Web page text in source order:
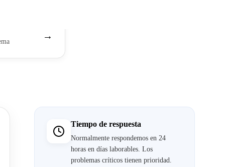
→
Tiempo de respuesta
Normalmente respondemos en 24
horas en días laborables. Los
problemas críticos tienen prioridad.